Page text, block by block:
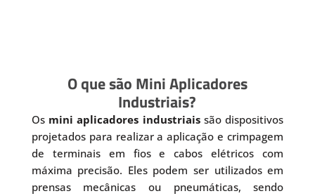
O que são Mini Aplicadores
Industriais?
Os mini aplicadores industriaissão dispositivos
projetados para realizar a aplicação e crimpagem
de terminais em fios e cabos elétricos com
máxima precisão. Eles podem ser utilizados em
prensas mecânicas ou pneumáticas, sendo